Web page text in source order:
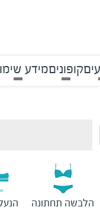
קופוניםמידע
הלבשה תחתונה